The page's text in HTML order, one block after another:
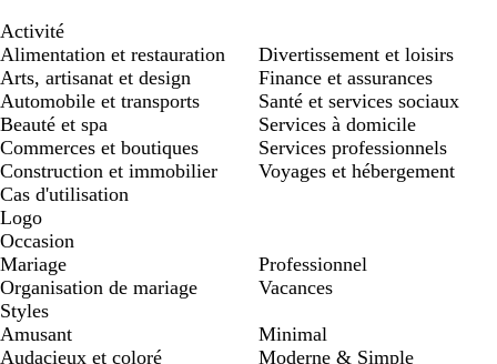
Activité
Alimentation et restauration
Arts, artisanat et design
Automobile et transports
Beauté et spa
Commerces et boutiques
Construction et immobilier
Divertissement et loisirs
Finance et assurances
Santé et services sociaux
Services à domicile
Services professionnels
Voyages et hébergement
Cas d'utilisation
Logo
Occasion
Mariage
Organisation de mariage
Professionnel
Vacances
Styles
Amusant
Audacieux et coloré
Minimal
Moderne & Simple